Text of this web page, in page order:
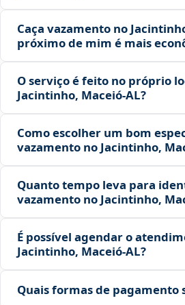
Caça vazamento no
próximo de mim é mais
O serviço é feito no próprio
Jacintinho, Maceió‑AL?
Como escolher um bom
vazamento no Jacintinho,
Quanto tempo leva para
vazamento no Jacintinho,
É possível agendar o
Jacintinho, Maceió‑AL?
Quais formas de pagamento